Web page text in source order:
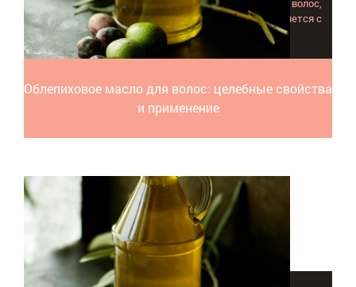
Облепиховое масло для волос: целебные свойства
и применение
Облепиховое масло - натуральный и безопасный для волос,
кожи и организма продукт, который отлично справляется с
ломкостью и сухостью ваших локонов.